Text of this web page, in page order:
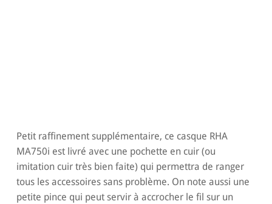
Petit raffinement supplémentaire, ce casque RHA
MA750i est livré avec une pochette en cuir (ou
imitation cuir très bien faite) qui permettra de ranger
tous les accessoires sans problème. On note aussi une
petite pince qui peut servir à accrocher le fil sur un